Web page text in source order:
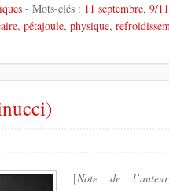
- Mots-clés : 11 septembre, 9/11
, pétajoule, physique,
[Note de